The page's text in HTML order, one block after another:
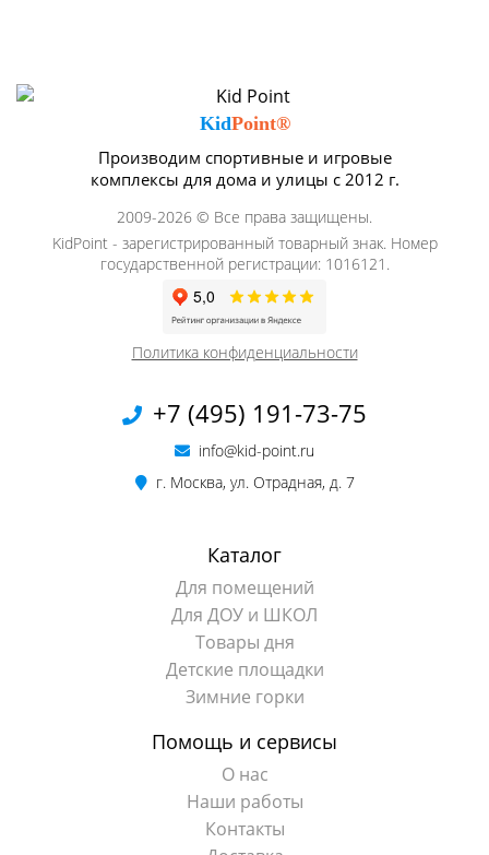
Каталог
Для помещений
Для ДОУ и ШКОЛ
Товары дня
Детские площадки
Зимние горки
Помощь и сервисы
О нас
Наши работы
Контакты
+7 (495) 191-73-75
info@kid-point.ru
г. Москва, ул. Отрадная, д. 7
KidPoint®
Производим спортивные и игровые
комплексы для дома и улицы с 2012 г.
2009-2026 © Все права защищены.
KidPoint - зарегистрированный товарный знак. Номер
государственной регистрации: 1016121.
Политика конфиденциальности